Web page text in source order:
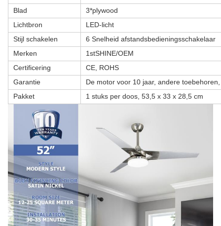
Blad
3*plywood
Lichtbron
LED-licht
Stijl schakelen
6 Snelheid afstandsbedieningsschakelaar
Merken
1stSHINE/OEM
Certificering
CE, ROHS
Garantie
De motor voor 10 jaar, andere
Pakket
1 stuks per doos, 53,5 x 33 x 28,5 cm